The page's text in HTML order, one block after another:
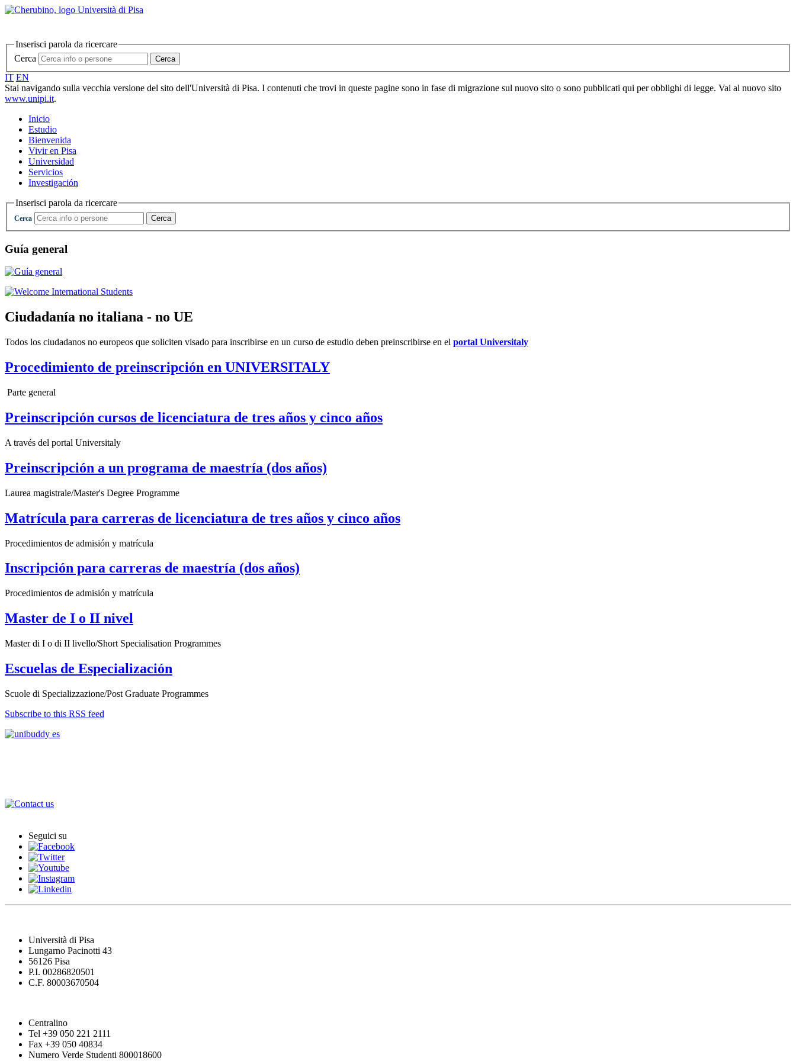
Inserisci parola da ricercare
Cerca
Cerca
IT EN
Stai navigando sulla vecchia versione del sito dell'Università di Pisa. I contenuti che trovi in queste pagine sono in fase di migrazione sul nuovo sito o sono pubblicati qui per obblighi di legge. Vai al nuovo sito
www.unipi.it.
Inicio
Estudio
Bienvenida
Vivir en Pisa
Universidad
Servicios
Investigación
Inserisci parola da ricercare
Cerca Cerca
Guía general
Ciudadanía no italiana - no UE
Todos los ciudadanos no europeos que soliciten visado para inscribirse en un curso de estudio deben preinscribirse en el portal Universitaly
Procedimiento de preinscripción en UNIVERSITALY
Parte general
Preinscripción cursos de licenciatura de tres años y cinco años
A través del portal Universitaly
Preinscripción a un programa de maestría (dos años)
Laurea magistrale/Master's Degree Programme
Matrícula para carreras de licenciatura de tres años y cinco años
Procedimientos de admisión y matrícula
Inscripción para carreras de maestría (dos años)
Procedimientos de admisión y matrícula
Master de I o II nivel
Master di I o di II livello/Short Specialisation Programmes
Escuelas de Especialización
Scuole di Specializzazione/Post Graduate Programmes
Subscribe to this RSS feed
Seguici su
Università di Pisa
Lungarno Pacinotti 43
56126 Pisa
P.I. 00286820501
C.F. 80003670504
Centralino
Tel +39 050 221 2111
Fax +39 050 40834
Numero Verde Studenti 800018600